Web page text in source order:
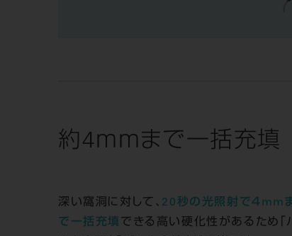
約4ｍｍまで一括充填
深い窩洞に対して、 20秒の光照射で４mm
で一括充填 できる高い硬化性があるため「